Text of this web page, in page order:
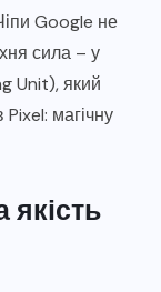
Google не
сила – у
Unit), який
магічну